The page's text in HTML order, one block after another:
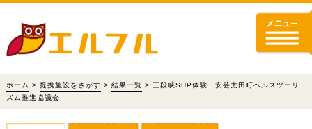
ホーム > 提携施設をさがす > 結果一覧 > 三段峡SUP体験 安芸太田町ヘルスツーリ
ズム推進協議会